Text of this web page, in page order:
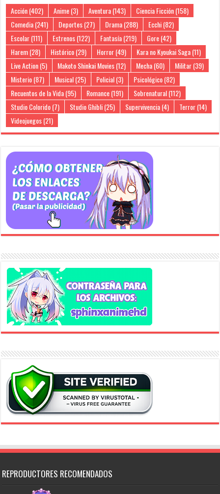
Acción(402) Anime(3) Aventura(143) Ciencia Ficción(158)
Comedia(241) Deportes(27) Drama(288) Ecchi(82)
Escolar(111) Estrenos(122) Fantasía(219) Gore(42)
Harem(28) Histórico(29) Horror(49) Kara no Kyoukai Saga(11)
Live Action(5) Makoto Shinkai Movies(12) Mecha(60) Militar(39)
Misterio(87) Musical(25) Policial(3) Psicológico(82)
Recuentos de la Vida(95) Romance(191) Sobrenatural(112)
Studio Colorido(7) Studio Ghibli(25) Supervivencia(4) Terror(14)
Videojuegos(21)
REPRODUCTORES RECOMENDADOS